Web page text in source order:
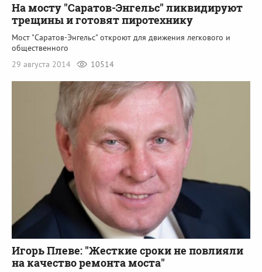
На мосту "Саратов-Энгельс" ликвидируют
трещины и готовят пиротехнику
Мост "Саратов-Энгельс" откроют для движения легкового и
общественного
29 августа 2014
10514
Игорь Плеве: "Жесткие сроки не повлияли
на качество ремонта моста"